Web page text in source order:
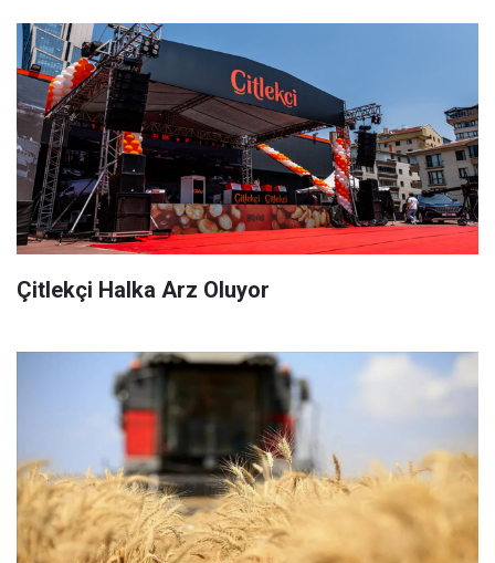
Çitlekçi Halka Arz Oluyor